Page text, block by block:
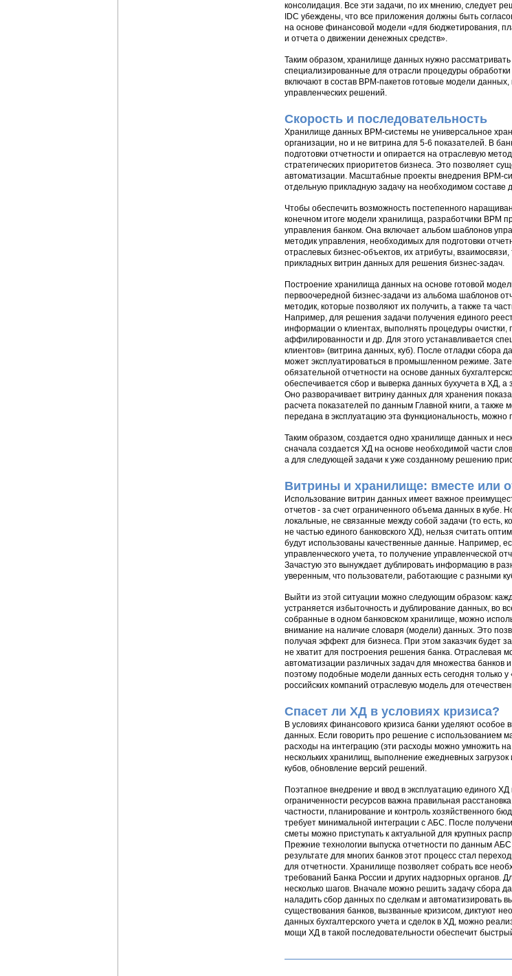
консолидация. Все эти задачи, по их мнению, следует
IDC убеждены, что все приложения должны быть
на основе финансовой модели «для бюджетирования,
и отчета о движении денежных средств».
Таким образом, хранилище данных нужно
специализированные для отрасли процедуры
включают в состав BPM-пакетов готовые модели
управленческих решений.
Скорость и последовательность
Хранилище данных ВРМ-системы не универсальное
организации, но и не витрина для 5-6 показателей. В
подготовки отчетности и опирается на отраслевую
стратегических приоритетов бизнеса. Это позволяет
автоматизации. Масштабные проекты внедрения ВРМ-
отдельную прикладную задачу на необходимом составе
Чтобы обеспечить возможность постепенного
конечном итоге модели хранилища, разработчики BPM
управления банком. Она включает альбом шаблонов
методик управления, необходимых для подготовки
отраслевых бизнес-объектов, их атрибуты,
прикладных витрин данных для решения бизнес-задач.
Построение хранилища данных на основе готовой
первоочередной бизнес-задачи из альбома шаблонов
методик, которые позволяют их получить, а также та
Например, для решения задачи получения единого
информации о клиентах, выполнять процедуры очистки,
аффилированности и др. Для этого устанавливается
клиентов» (витрина данных, куб). После отладки сбора
может эксплуатироваться в промышленном режиме.
обязательной отчетности на основе данных
обеспечивается сбор и выверка данных бухучета в ХД,
Оно разворачивает витрину данных для хранения
расчета показателей по данным Главной книги, а
передана в эксплуатацию эта функциональность, можно
Таким образом, создается одно хранилище данных и
сначала создается ХД на основе необходимой части
а для следующей задачи к уже созданному решению
Витрины и хранилище: вместе или
Использование витрин данных имеет важное
отчетов - за счет ограниченного объема данных в
локальные, не связанные между собой задачи (то есть,
не частью единого банковского ХД), нельзя считать
будут использованы качественные данные. Например,
управленческого учета, то получение управленческой
Зачастую это вынуждает дублировать информацию в
уверенным, что пользователи, работающие с разными
Выйти из этой ситуации можно следующим образом:
устраняется избыточность и дублирование данных, во
собранные в одном банковском хранилище, можно
внимание на наличие словаря (модели) данных. Это
получая эффект для бизнеса. При этом заказчик будет
не хватит для построения решения банка. Отраслевая
автоматизации различных задач для множества банков
поэтому подобные модели данных есть сегодня только у
российских компаний отраслевую модель для
Спасет ли ХД в условиях кризиса?
В условиях финансового кризиса банки уделяют
данных. Если говорить про решение с использованием
расходы на интеграцию (эти расходы можно умножить
нескольких хранилищ, выполнение ежедневных
кубов, обновление версий решений.
Поэтапное внедрение и ввод в эксплуатацию единого
ограниченности ресурсов важна правильная
частности, планирование и контроль хозяйственного
требует минимальной интеграции с АБС. После
сметы можно приступать к актуальной для крупных
Прежние технологии выпуска отчетности по данным
результате для многих банков этот процесс стал
для отчетности. Хранилище позволяет собрать все
требований Банка России и других надзорных органов.
несколько шагов. Вначале можно решить задачу сбора
наладить сбор данных по сделкам и автоматизировать
существования банков, вызванные кризисом, диктуют
данных бухгалтерского учета и сделок в ХД, можно
мощи ХД в такой последовательности обеспечит